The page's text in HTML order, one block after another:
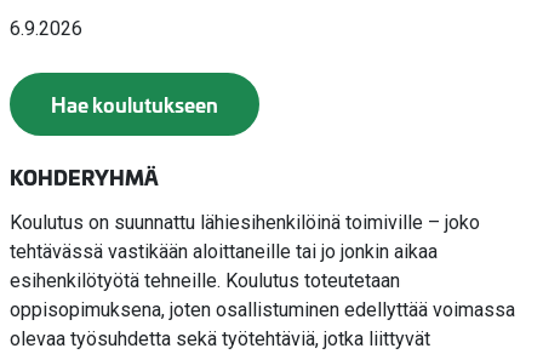
6.9.2026
Hae koulutukseen
KOHDERYHMÄ
Koulutus on suunnattu lähiesihenkilöinä toimiville – joko
tehtävässä vastikään aloittaneille tai jo jonkin aikaa
esihenkilötyötä tehneille. Koulutus toteutetaan
oppisopimuksena, joten osallistuminen edellyttää voimassa
olevaa työsuhdetta sekä työtehtäviä, jotka liittyvät